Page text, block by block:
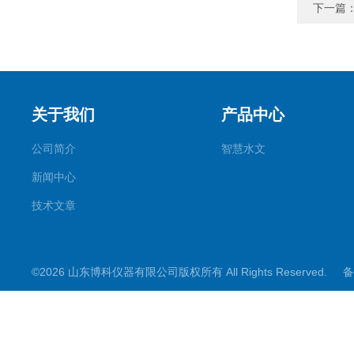
下一篇
关于我们
公司简介
新闻中心
技术文章
产品中心
智慧水文
©2026 山东博科仪器有限公司版权所有 All Rights Reserved.